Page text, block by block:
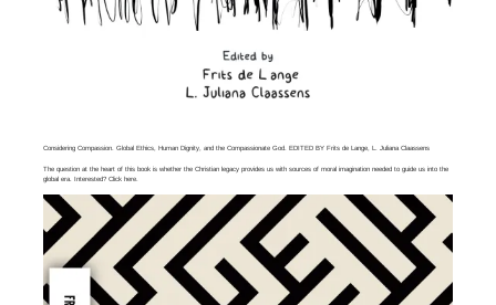
Considering Compassion. Global Ethics, Human Dignity, and the Compassionate God. EDITED BY Frits de Lange, L. Juliana Claassens
The question at the heart of this book is whether the Christian legacy provides us with sources of moral imagination needed to guide us into the
global era. Interested? Clickhere